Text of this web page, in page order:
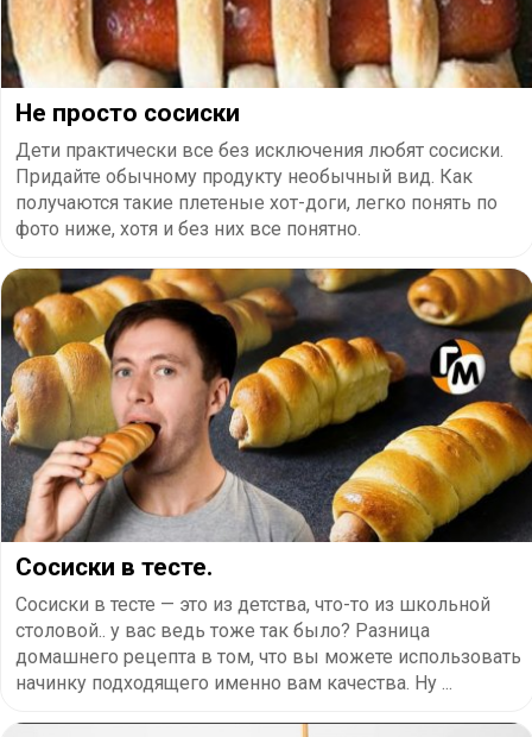
Не просто сосиски
Дети практически все без исключения любят сосиски.
Придайте обычному продукту необычный вид. Как
получаются такие плетеные хот-доги, легко понять по
фото ниже, хотя и без них все понятно.
Сосиски в тесте.
Сосиски в тесте — это из детства, что-то из школьной
столовой.. у вас ведь тоже так было? Разница
домашнего рецепта в том, что вы можете использовать
начинку подходящего именно вам качества. Ну ...